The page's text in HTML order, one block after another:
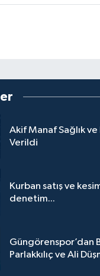
Akif Manaf Sağlık ve
Verildi
Kurban satış ve
denetim...
Güngörenspor’dan
Parlakkılıç ve Ali